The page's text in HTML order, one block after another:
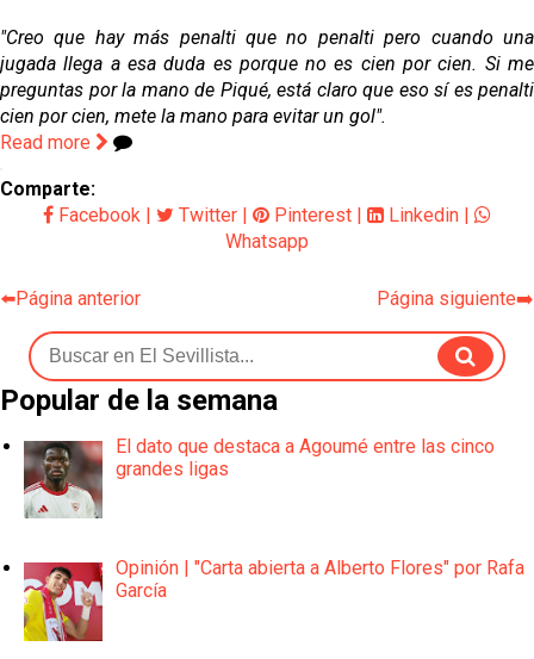
"Creo que hay más penalti que no penalti pero cuando una
jugada llega a esa duda es porque no es cien por cien. Si me
preguntas por la mano de Piqué, está claro que eso sí es penalti
cien por cien, mete la mano para evitar un gol".
Read more
Comparte:
Facebook
Twitter Pinterest Linkedin
Whatsapp
⬅️Página anterior Página siguiente➡️
Popular de la semana
El dato que destaca a Agoumé entre las cinco
grandes ligas
Opinión | "Carta abierta a Alberto Flores" por Rafa
García